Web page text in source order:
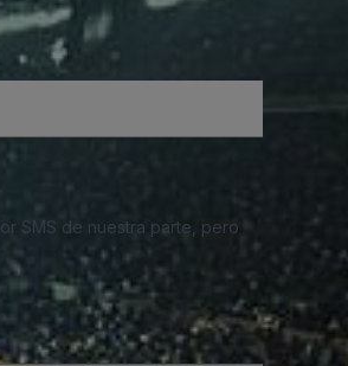
SMS de nuestra parte, pero